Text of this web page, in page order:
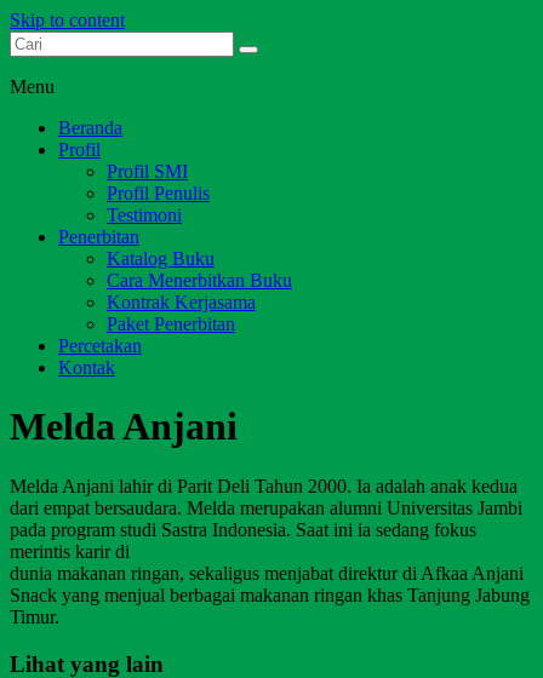
Skip to content
Dari Jambi untuk Indonesia
Menu
Beranda
Profil
Profil SMI
Profil Penulis
Testimoni
Penerbitan
Katalog Buku
Cara Menerbitkan Buku
Kontrak Kerjasama
Paket Penerbitan
Percetakan
Kontak
Melda Anjani
Melda Anjani lahir di Parit Deli Tahun 2000. Ia adalah anak kedua
dari empat bersaudara. Melda merupakan alumni Universitas Jambi
pada program studi Sastra Indonesia. Saat ini ia sedang fokus
merintis karir di
dunia makanan ringan, sekaligus menjabat direktur di Afkaa Anjani
Snack yang menjual berbagai makanan ringan khas Tanjung Jabung
Timur.
Lihat yang lain